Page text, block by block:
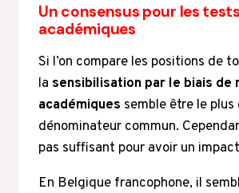
Un consensus pour les tests
académiques
Si l’on compare les positions de
la sensibilisation par le biais de
académiques semble être le plus
dénominateur commun.
pas suffisant pour avoir un
En Belgique francophone, il